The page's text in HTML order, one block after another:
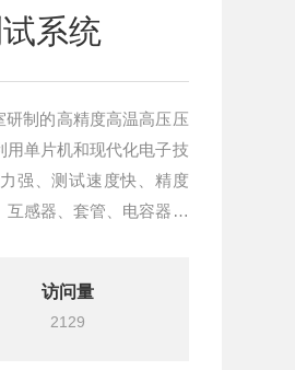
系统
制的高精度高温高压压
用单片机和现代化电子技
强、测试速度快、精度
互感器、套管、电容器、
访问量
2129